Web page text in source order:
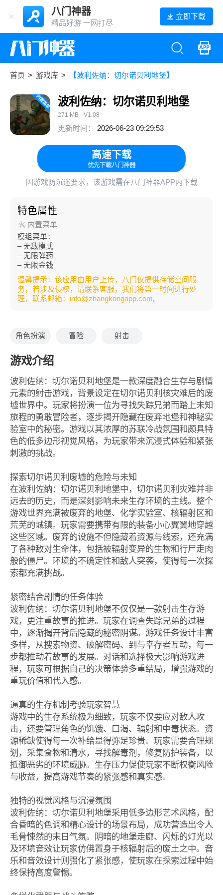
八门神器
精品好游 一网打尽
立即下载
首页 > 游戏库 > 【波利佐纳：切尔诺贝利地堡】
波利佐纳：切尔诺贝利地堡
271 MB V1.08
更新时间： 2026-06-23 09:29:53
高速下载
优先下载八门神器
因游戏防沉迷要求，该游戏需在八门神器APP内下载
特色属性
内置菜单
模组菜单：
– 无敌模式
– 无限弹药
– 无限金钱
温馨提示：该应用由用户上传，八门仅提供存储空间服
务，若涉及侵权，请联系客服，我们将第一时间进行处
理，联系邮箱：info@zhangkongapp.com。
角色扮演 冒险 射击
游戏介绍
波利佐纳：切尔诺贝利地堡是一款深度融合生存与剧情
元素的射击游戏，背景设定在切尔诺贝利核灾难后的废
墟世界中。玩家将扮演一位为寻找失踪兄弟而踏上未知
旅程的勇敢冒险者，逐步揭开隐藏在废弃地堡和神秘实
验室中的秘密。游戏以其浓厚的苏联冷战氛围和颇具特
色的低多边形视觉风格，为玩家带来沉浸式体验和紧张
刺激的挑战。
探索切尔诺贝利废墟的危险与未知
在波利佐纳：切尔诺贝利地堡中，切尔诺贝利灾难并非
远去的历史，而是深刻影响未来生存环境的主线。整个
游戏世界充满被废弃的地堡、化学实验室、核辐射区和
荒芜的城镇。玩家需要携带有限的装备小心翼翼地穿越
这些区域。废弃的设施不但隐藏着资源与线索，还充满
了各种敌对生命体，包括被辐射变异的生物和行尸走肉
般的僵尸。环境的不确定性和敌人突袭，使得每一次探
索都充满挑战。
紧密结合剧情的任务体验
波利佐纳：切尔诺贝利地堡不仅仅是一款射击生存游
戏，更注重故事的推进。玩家在调查失踪兄弟的过程
中，逐渐揭开背后隐藏的秘密阴谋。游戏任务设计丰富
多样，从搜索物资、破解密码、到与幸存者互动，每一
步都推动着故事的发展。对话和选择极大影响游戏进
程，玩家可根据自己的决策体验多重结局，增强游戏的
重玩价值和代入感。
逼真的生存机制考验玩家智慧
游戏中的生存系统极为细致，玩家不仅要应对敌人攻
击，还要管理角色的饥饿、口渴、辐射和中毒状态。资
源稀缺使得每一次补给显得弥足珍贵。玩家需要合理规
划，采集食物和清水，寻找解毒剂，修复防护装备，以
抵御恶劣的环境威胁。生存压力促使玩家不断权衡风险
与收益，提高游戏节奏的紧张感和真实感。
独特的视觉风格与沉浸氛围
波利佐纳：切尔诺贝利地堡采用低多边形艺术风格，配
合昏暗的色调和精心设计的场景布局，成功营造出令人
毛骨悚然的末日气氛。阴暗的地堡走廊、闪烁的灯光以
及环境音效让玩家仿佛置身于核辐射后的废土之中。音
乐和音效设计则强化了紧张感，使玩家在探索过程中始
终保持高度警惕。